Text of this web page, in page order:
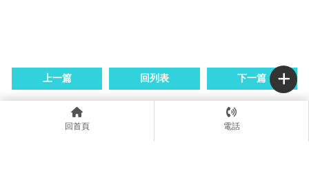
上一篇 回列表 下一篇
回首頁 電話